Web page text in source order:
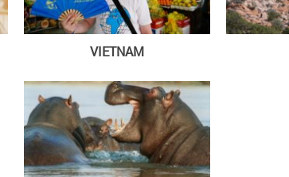
VIETNAM